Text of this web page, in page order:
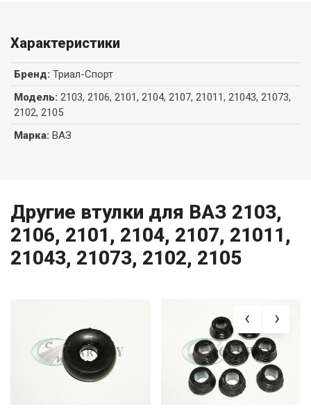
Характеристики
Бренд: Триал-Спорт
Модель: 2103, 2106, 2101, 2104, 2107, 21011, 21043, 21073,
2102, 2105
Марка: ВАЗ
Другие втулки для ВАЗ 2103,
2106, 2101, 2104, 2107, 21011,
21043, 21073, 2102, 2105